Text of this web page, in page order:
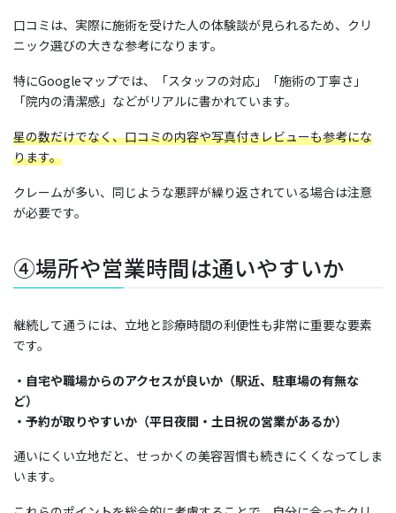
口コミは、実際に施術を受けた人の体験談が見られるため、クリ
ニック選びの大きな参考になります。
特にGoogleマップでは、「スタッフの対応」「施術の丁寧さ」
「院内の清潔感」などがリアルに書かれています。
星の数だけでなく、口コミの内容や写真付きレビューも参考にな
ります。
クレームが多い、同じような悪評が繰り返されている場合は注意
が必要です。
④場所や営業時間は通いやすいか
継続して通うには、立地と診療時間の利便性も非常に重要な要素
です。
・自宅や職場からのアクセスが良いか（駅近、駐車場の有無な
ど）
・予約が取りやすいか（平日夜間・土日祝の営業があるか）
通いにくい立地だと、せっかくの美容習慣も続きにくくなってしま
います。